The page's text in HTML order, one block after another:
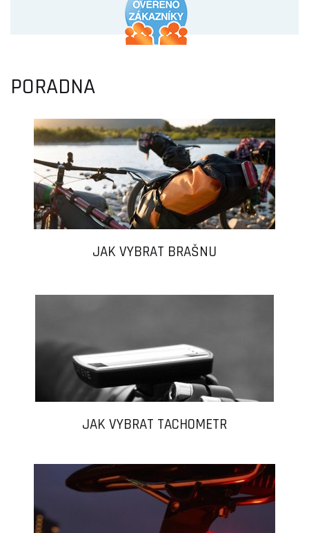
PORADNA
JAK VYBRAT BRAŠNU
JAK VYBRAT TACHOMETR